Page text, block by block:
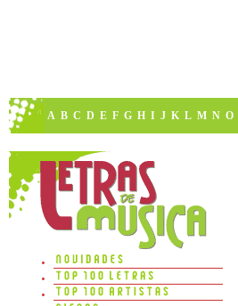
A B C D E F G H I J K L M N O